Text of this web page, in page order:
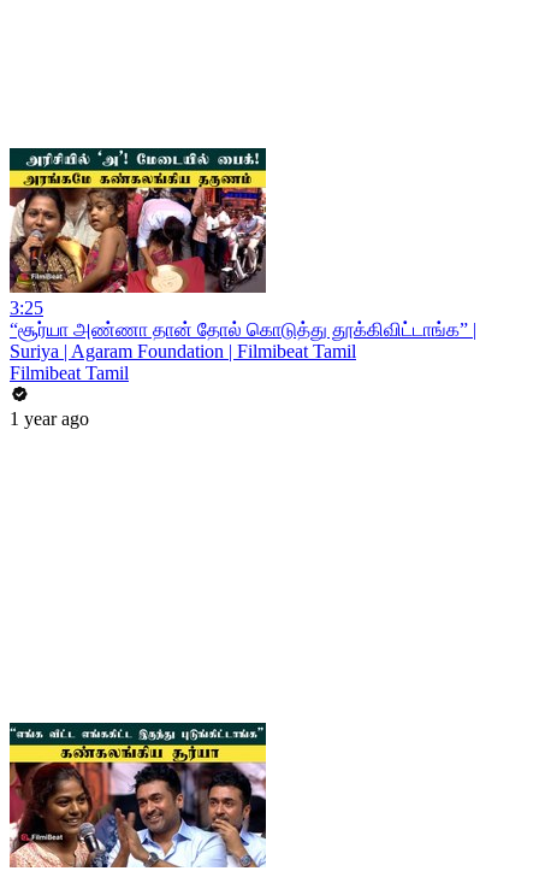
3:25
“சூர்யா அண்ணா தான் தோல் கொடுத்து தூக்கிவிட்டாங்க” |
Suriya | Agaram Foundation | Filmibeat Tamil
Filmibeat Tamil
1 year ago